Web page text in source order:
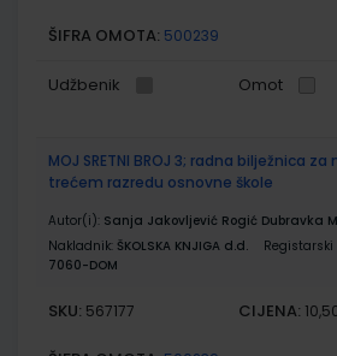
ŠIFRA OMOTA: 500239
Udžbenik Omot
MOJ SRETNI BROJ 3; radna bilježnica
trećem razredu osnovne škole
Autor(i): Sanja Jakovljević Rogić Dubravka
Nakladnik: ŠKOLSKA KNJIGA d.d.
7060-DOM
SKU: 567177 CIJENA: